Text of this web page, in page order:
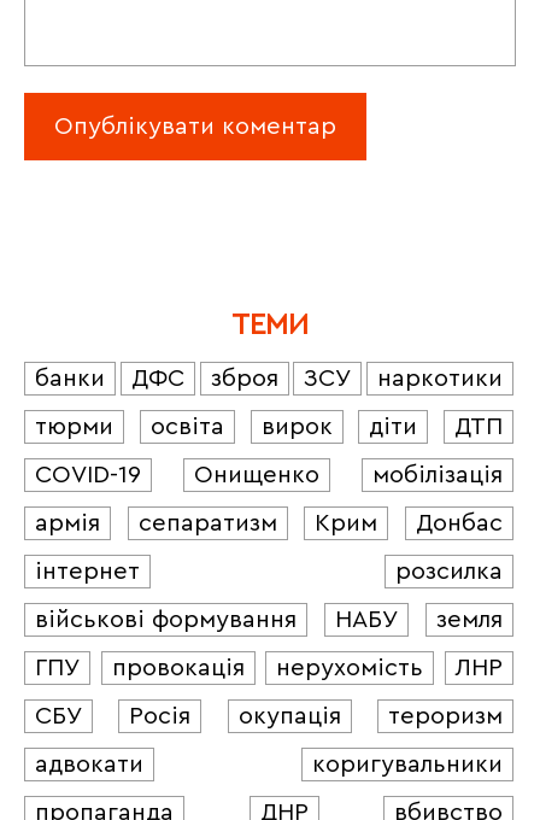
ТЕМИ
банки ДФС зброя ЗСУ
наркотики
тюрми
освіта вирок діти
ДТП
COVID-19
Онищенко
мобілізація
армія
сепаратизм Крим
Донбас
інтернет
розсилка
військові формування
НАБУ
земля
ГПУ
провокація нерухомість
ЛНР
СБУ
Росія окупація
тероризм
адвокати
коригувальники
пропаганда
ДНР
вбивство